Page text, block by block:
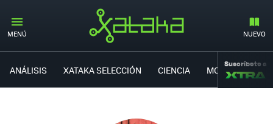
MENÚ NUEVO
ANÁLISIS XATAKA SELECCIÓN CIENCIA MOVILIDAD
Suscríbete a